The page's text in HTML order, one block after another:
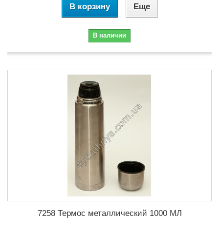
В корзину Еще
В наличии
7258 Термос металлический 1000 МЛ